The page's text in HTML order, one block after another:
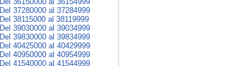
Del 37280000 al 37284999
Del 38115000 al 38119999
Del 39030000 al 39034999
Del 39830000 al 39834999
Del 40425000 al 40429999
Del 40950000 al 40954999
Del 41540000 al 41544999